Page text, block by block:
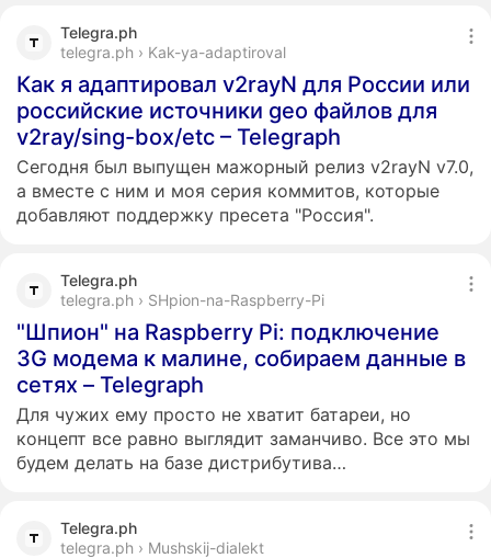
Telegra.ph
telegra.ph › Kak-ya-adaptiroval
Как я адаптировал v2rayN для России или
российские источники geo файлов для
v2ray/sing-box/etc – Telegraph
Сегодня был выпущен мажорный релиз v2rayN v7.0,
а вместе с ним и моя серия коммитов, которые
добавляют поддержку пресета "Россия".
Telegra.ph
telegra.ph › SHpion-na-Raspberry-Pi
"Шпион" на Raspberry Pi: подключение
3G модема к малине, собираем данные в
сетях – Telegraph
Для чужих ему просто не хватит батареи, но
концепт все равно выглядит заманчиво. Все это мы
будем делать на базе дистрибутива…
Telegra.ph
telegra.ph › Mushskij-dialekt